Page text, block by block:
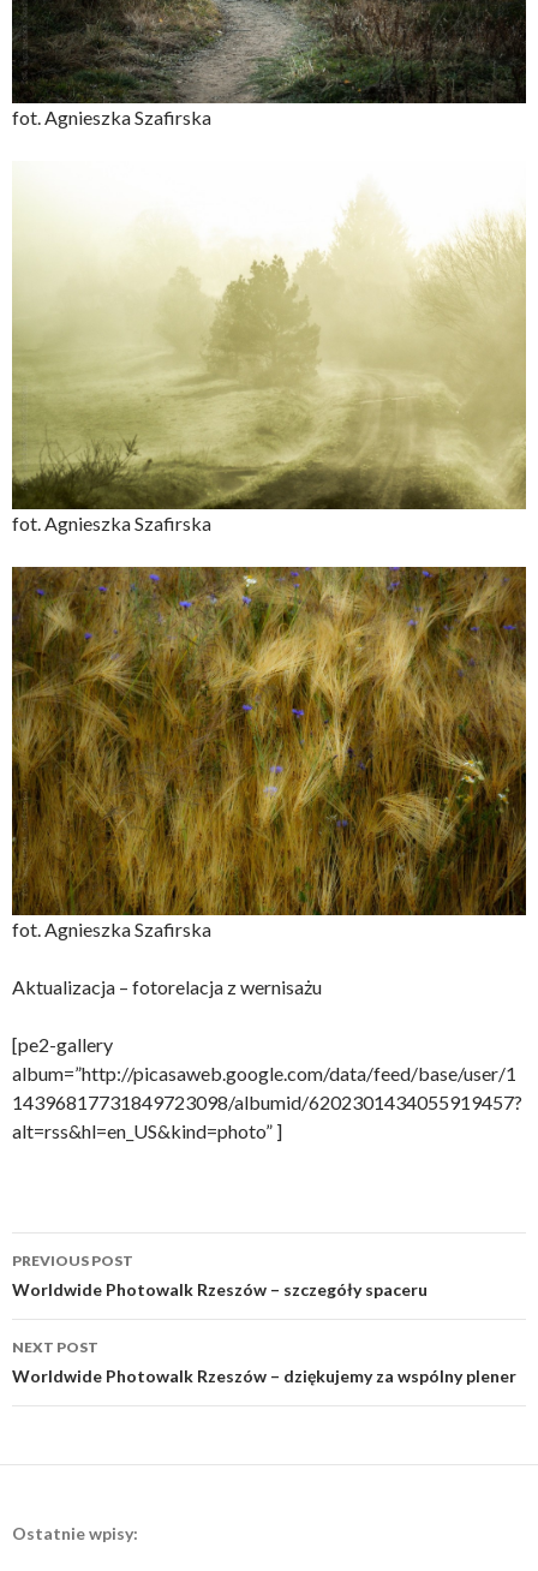
fot. Agnieszka Szafirska
fot. Agnieszka Szafirska
fot. Agnieszka Szafirska
Aktualizacja – fotorelacja z wernisażu
[pe2-gallery
album=”http://picasaweb.google.com/data/feed/base/user/1
14396817731849723098/albumid/6202301434055919457?
alt=rss&hl=en_US&kind=photo” ]
Post
navigation
PREVIOUS POST
Worldwide Photowalk Rzeszów – szczegóły spaceru
NEXT POST
Worldwide Photowalk Rzeszów – dziękujemy za wspólny plener
Ostatnie wpisy: